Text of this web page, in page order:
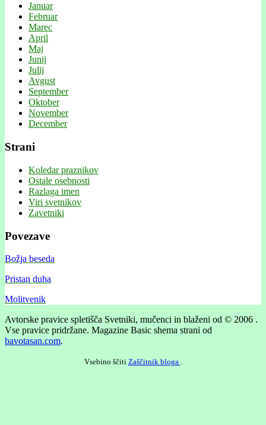
Januar
Februar
Marec
April
Maj
Junij
Julij
Avgust
September
Oktober
November
December
Strani
Koledar praznikov
Ostale osebnosti
Razlaga imen
Viri svetnikov
Zavetniki
Povezave
Božja beseda
Pristan duha
Molitvenik
Avtorske pravice spletišča Svetniki, mučenci in blaženi od © 2006 .
Vse pravice pridržane. Magazine Basic shema strani od
bavotasan.com.
Vsebino ščiti Zaščitnik bloga .